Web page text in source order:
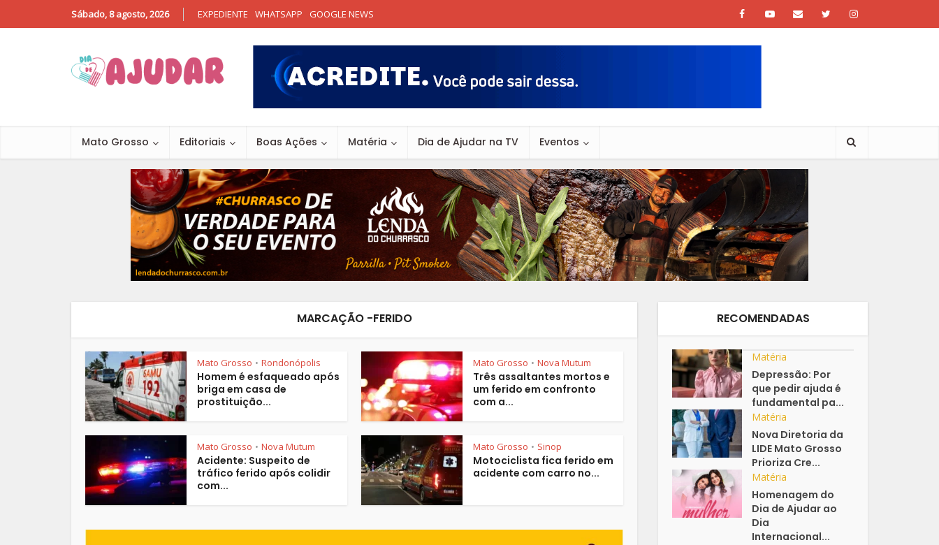
Sábado, 8 agosto, 2026 EXPEDIENTE WHATSAPP GOOGLE NEWS
Mato Grosso Editoriais Boas Ações Matéria Dia de Ajudar na TV Eventos
MARCAÇÃO -FERIDO
Mato Grosso • Rondonópolis
Homem é esfaqueado após
briga em casa de
prostituição...
Mato Grosso • Nova Mutum
Três assaltantes mortos e
um ferido em confronto
com a...
Mato Grosso • Nova Mutum
Acidente: Suspeito de
tráfico ferido após colidir
com...
Mato Grosso • Sinop
Motociclista fica ferido em
acidente com carro no...
RECOMENDADAS
Matéria
Depressão: Por
que pedir ajuda é
fundamental pa...
Matéria
Nova Diretoria da
LIDE Mato Grosso
Prioriza Cre...
Matéria
Homenagem do
Dia de Ajudar ao
Dia
Internacional...